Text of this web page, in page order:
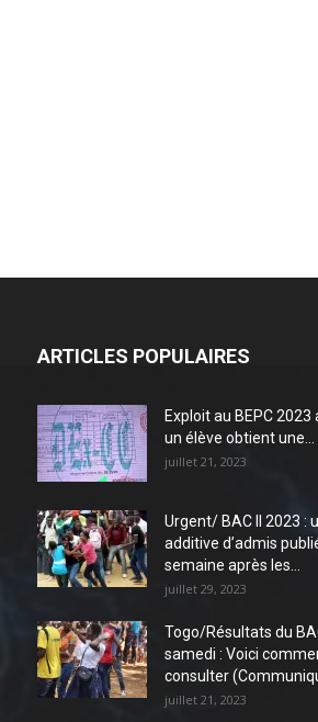
ARTICLES POPULAIRES
Exploit au BEPC 2023
un élève obtient une...
juillet 21, 2023
Urgent/ BAC II 2023 :
additive d’admis
semaine après les...
juillet 29, 2023
Togo/Résultats du
samedi : Voici
consulter
juillet 21, 2023